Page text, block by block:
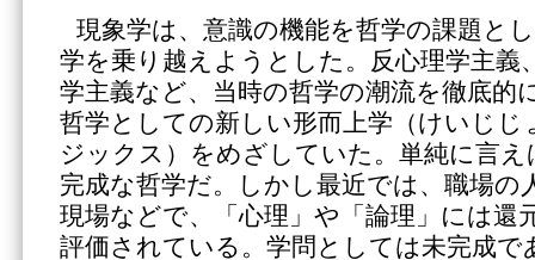
現象学は、意識の機能を哲学の課題と
学を乗り越えようとした。反心理学主義
学主義など、当時の哲学の潮流を徹底的
哲学としての新しい形而上学（けいじ
ジックス）をめざしていた。単純に言
完成な哲学だ。しかし最近では、職場の
現場などで、「心理」や「論理」には還
評価されている。学問としては未完成で